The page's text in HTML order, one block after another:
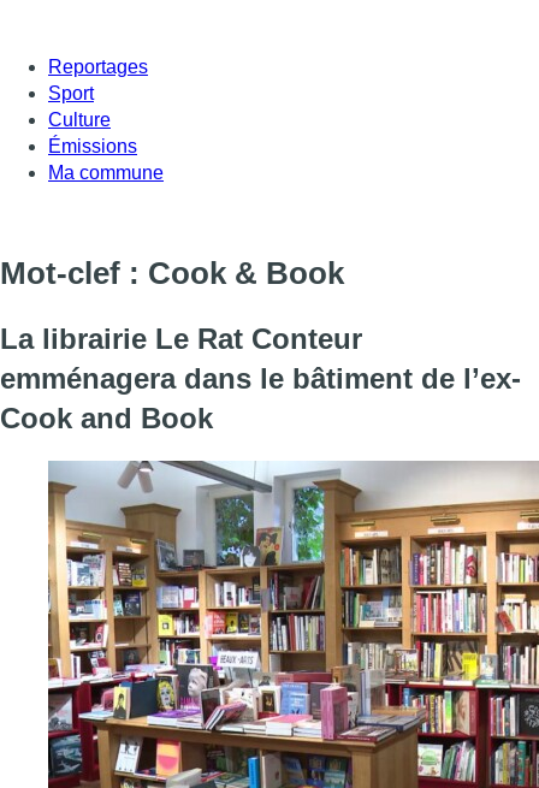
Reportages
Sport
Culture
Émissions
Ma commune
Mot-clef : Cook & Book
La librairie Le Rat Conteur
emménagera dans le bâtiment de l’ex-
Cook and Book